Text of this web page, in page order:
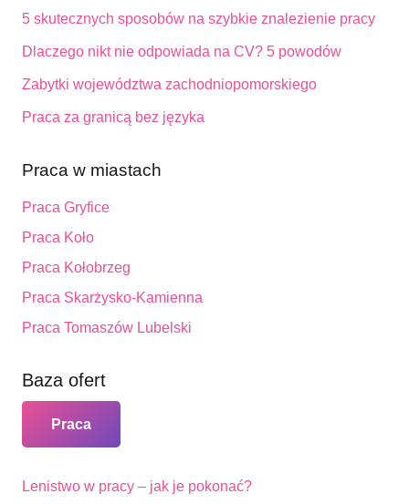
5 skutecznych sposobów na szybkie znalezienie pracy
Dlaczego nikt nie odpowiada na CV? 5 powodów
Zabytki województwa zachodniopomorskiego
Praca za granicą bez języka
Praca w miastach
Praca Gryfice
Praca Koło
Praca Kołobrzeg
Praca Skarżysko-Kamienna
Praca Tomaszów Lubelski
Baza ofert
Praca
Lenistwo w pracy – jak je pokonać?